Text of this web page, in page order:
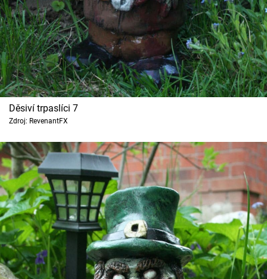
Děsiví trpaslíci 7
Zdroj: RevenantFX